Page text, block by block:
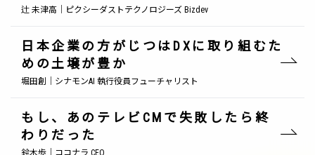
辻 未津高｜ピクシーダストテクノロジーズ Bizdev
日本企業の方がじつはDXに取り組むた
めの土壌が豊か
堀田創｜シナモンAI 執行役員フューチャリスト
もし、あのテレビCMで失敗したら終
わりだった
鈴木歩｜ココナラ CEO